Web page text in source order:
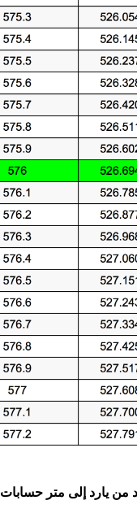
من يارد إلى متر حسابات